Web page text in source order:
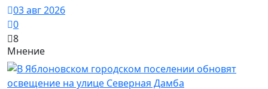
03 авг 2026
0
8
Мнение